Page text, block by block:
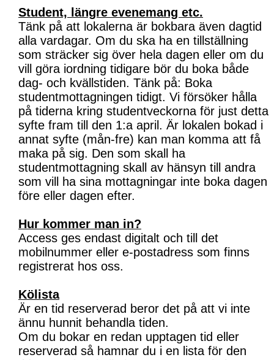
Student, längre evenemang etc.
Tänk på att lokalerna är bokbara även dagtid
alla vardagar. Om du ska ha en tillställning
som sträcker sig över hela dagen eller om du
vill göra iordning tidigare bör du boka både
dag- och kvällstiden. Tänk på: Boka
studentmottagningen tidigt. Vi försöker hålla
på tiderna kring studentveckorna för just detta
syfte fram till den 1:a april. Är lokalen bokad i
annat syfte (mån-fre) kan man komma att få
maka på sig. Den som skall ha
studentmottagning skall av hänsyn till andra
som vill ha sina mottagningar inte boka dagen
före eller dagen efter.
Hur kommer man in?
Access ges endast digitalt och till det
mobilnummer eller e-postadress som finns
registrerat hos oss.
Kölista
Är en tid reserverad beror det på att vi inte
ännu hunnit behandla tiden.
Om du bokar en redan upptagen tid eller
reserverad så hamnar du i en lista för den